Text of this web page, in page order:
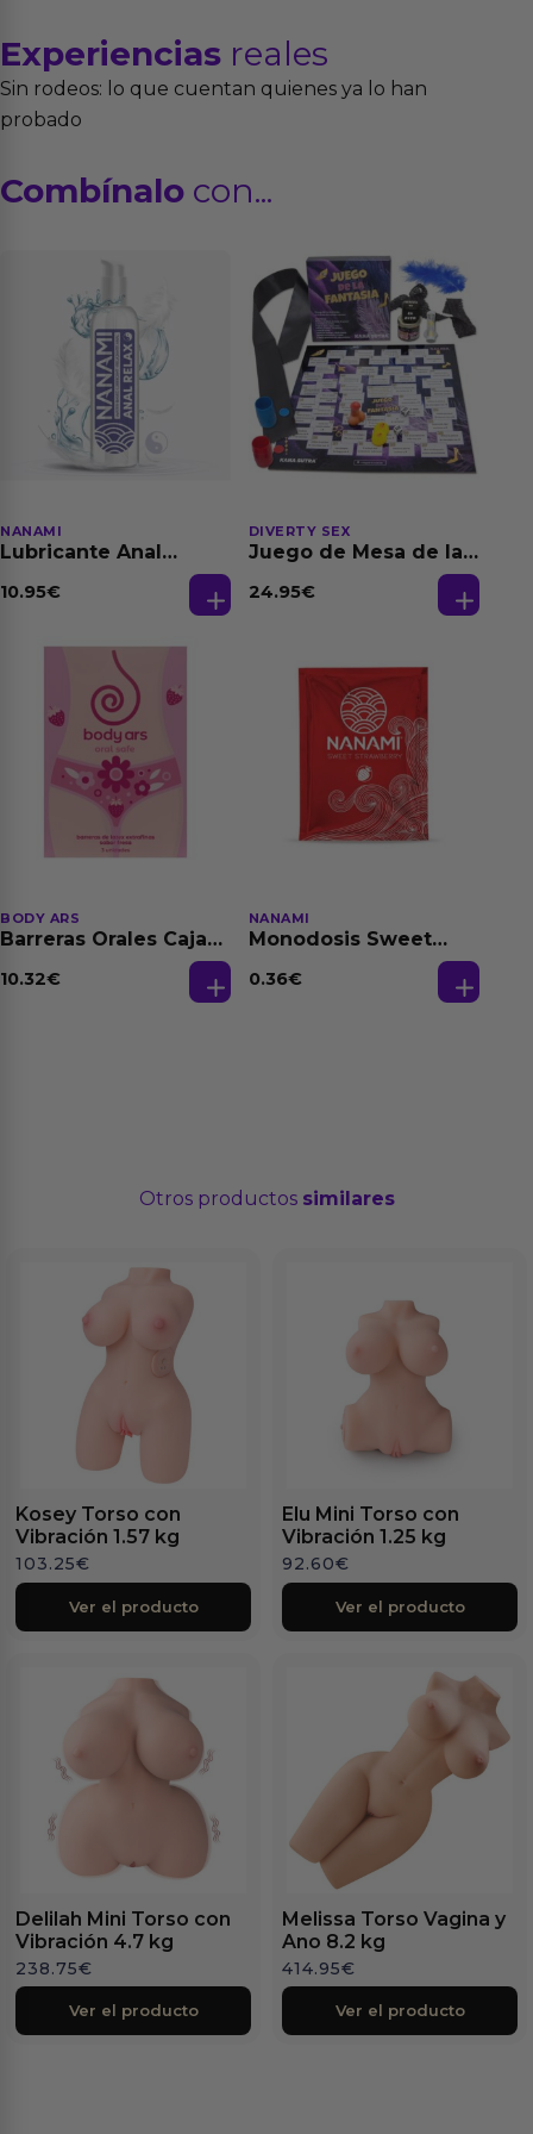
Experiencias reales
Sin rodeos: lo que cuentan quienes ya lo han
probado
Combínalo con...
NANAMI
Lubricante Anal
Dilatación Base Agua
10.95€
DIVERTY SEX
Juego de Mesa de las
24.95€
BODY ARS
Barreras Orales Caja
10.32€
NANAMI
Monodosis Sweet
Base Agua 4 ml
0.36€
Otros productos similares
Kosey Torso con
Vibración 1.57 kg
103.25€
Ver el producto
Elu Mini Torso con
Vibración 1.25 kg
92.60€
Ver el producto
Delilah Mini Torso con
Vibración 4.7 kg
238.75€
Ver el producto
Melissa Torso Vagina y
Ano 8.2 kg
414.95€
Ver el producto